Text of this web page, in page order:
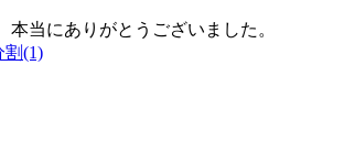
本当にありがとうございました。
割(1)